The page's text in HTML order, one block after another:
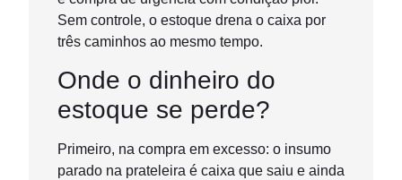
Sem controle, o estoque drena o caixa por
três caminhos ao mesmo tempo.
Onde o dinheiro do
estoque se perde?
Primeiro, na compra em excesso: o insumo
parado na prateleira é caixa que saiu e ainda